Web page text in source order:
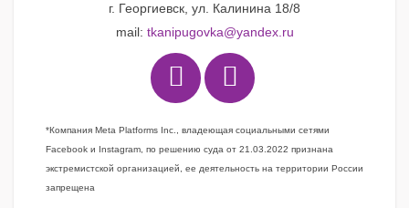
г. Георгиевск, ул. Калинина 18/8
mail: tkanipugovka@yandex.ru
*Компания Meta Platforms Inc., владеющая социальными сетями
Facebook и Instagram, по решению суда от 21.03.2022 признана
экстремистской организацией, ее деятельность на территории России
запрещена